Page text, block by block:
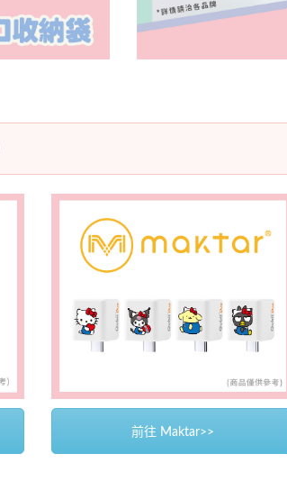
前往 Maktar>>